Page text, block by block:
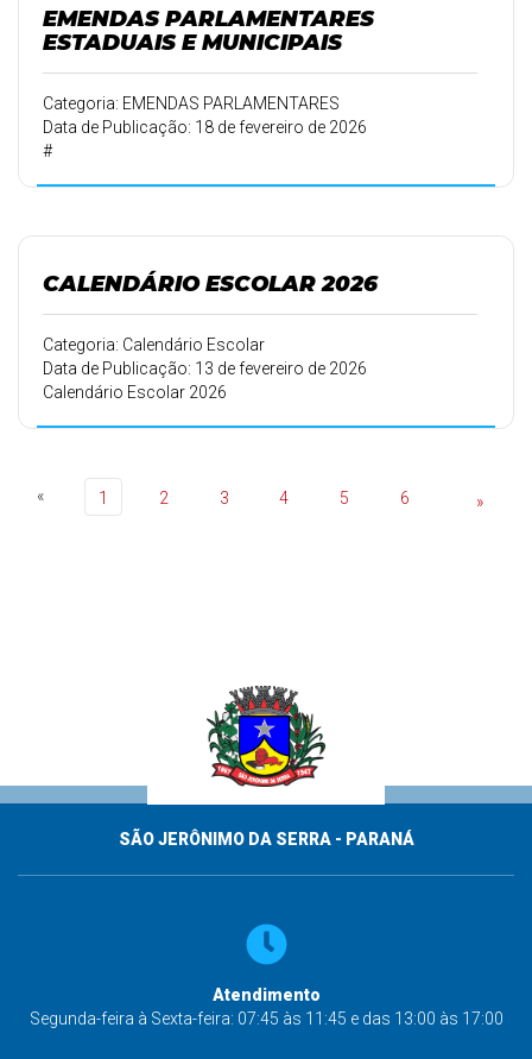
EMENDAS PARLAMENTARES
ESTADUAIS E MUNICIPAIS
Categoria: EMENDAS PARLAMENTARES
Data de Publicação: 18 de fevereiro de 2026
#
CALENDÁRIO ESCOLAR 2026
Categoria: Calendário Escolar
Data de Publicação: 13 de fevereiro de 2026
Calendário Escolar 2026
« 1 2 3 4 5 6 »
SÃO JERÔNIMO DA SERRA - PARANÁ
Atendimento
Segunda-feira à Sexta-feira: 07:45 às 11:45 e das 13:00 às 17:00